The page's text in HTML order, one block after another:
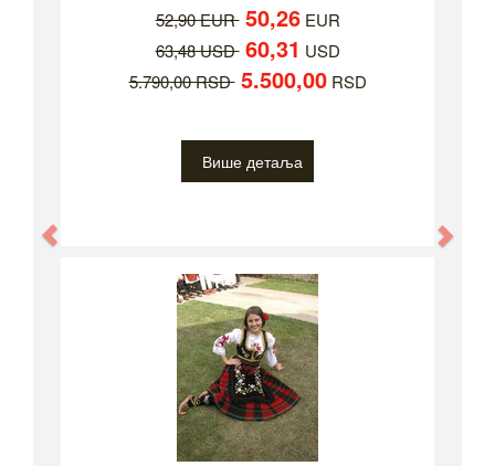
52,90 EUR 50,26EUR
63,48 USD 60,31 USD
5.790,00 RSD 5.500,00RSD
Више детаља